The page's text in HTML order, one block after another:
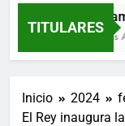
TITULARES
Programa
10 Horas Atrás
Inicio 2024
El Rey inaugura